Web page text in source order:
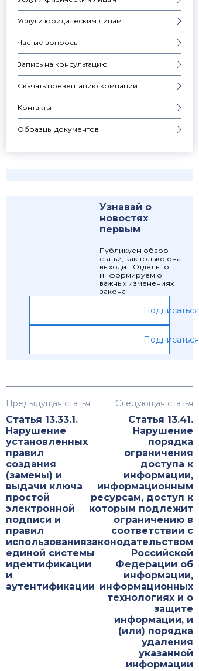
Услуги юридическим лицам
Частые вопросы
Запись на консультацию
Скачать презентацию компании
Контакты
Образцы документов
Узнавай о
новостях
первым
Публикуем обзор
статьи, как только она
выходит. Отдельно
информируем о
важных изменениях
закона
Подписаться
Подписаться
Предыдущая статья
Статья 13.33.1.
Нарушение
установленных
правил
создания
(замены) и
выдачи ключа
простой
электронной
подписи и
правил
использования
единой системы
идентификации
и
аутентификации
Следующая статья
Статья 13.41.
Нарушение
порядка
ограничения
доступа к
информации,
информационным
ресурсам, доступ к
которым подлежит
ограничению в
соответствии с
законодательством
Российской
Федерации об
информации,
информационных
технологиях и о
защите
информации, и
(или) порядка
удаления
указанной
информации